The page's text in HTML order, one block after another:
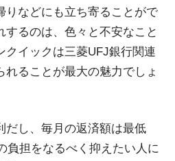
りなどにも立ち寄ることがで
するのは、色々と不安なこと
クイックは三菱UFJ銀行関連
ることが最大の魅力でしょ
だし、毎月の返済額は最低
負担をなるべく抑えたい人に